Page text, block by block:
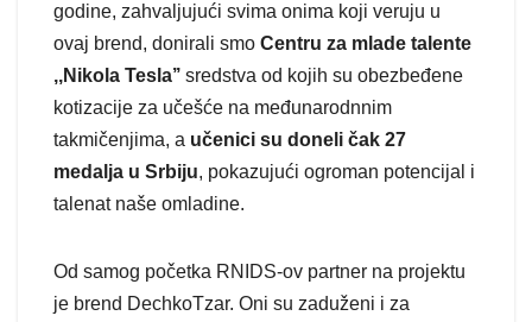
godine, zahvaljujući svima onima koji veruju u
ovaj brend, donirali smo Centru za mlade talente
,,Nikola Tesla’’ sredstva od kojih su obezbeđene
kotizacije za učešće na međunarodnnim
takmičenjima, a učenici su doneli čak 27
medalja u Srbiju, pokazujući ogroman potencijal i
talenat naše omladine.
Od samog početka RNIDS-ov partner na projektu
je brend DechkoTzar. Oni su zaduženi i za